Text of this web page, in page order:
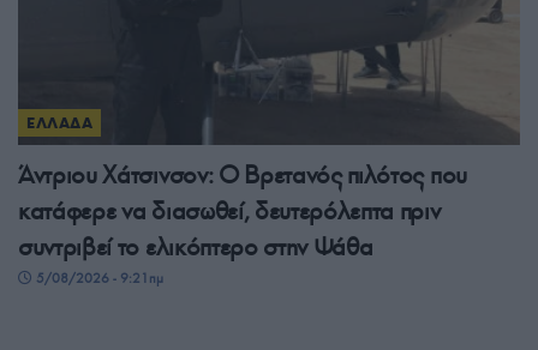
ΕΛΛΑΔΑ
Άντριου Χάτσινσον: Ο Βρετανός πιλότος που
κατάφερε να διασωθεί, δευτερόλεπτα πριν
συντριβεί το ελικόπτερο στην Ψάθα
5/08/2026 - 9:21πμ